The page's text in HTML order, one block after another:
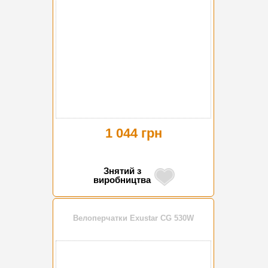
1 044 грн
Знятий з
виробництва
Велоперчатки Exustar CG 530W